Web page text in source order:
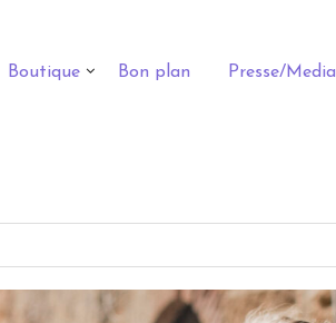
Boutique Bon plan Presse/Media